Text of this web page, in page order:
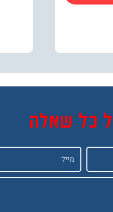
כל שאלה
Email